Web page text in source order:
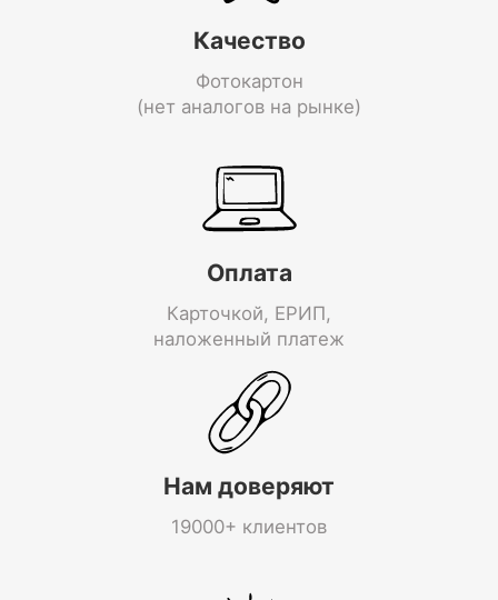
Качество
Фотокартон
(нет аналогов на рынке)
Оплата
Карточкой, ЕРИП,
наложенный платеж
Нам доверяют
19000+ клиентов